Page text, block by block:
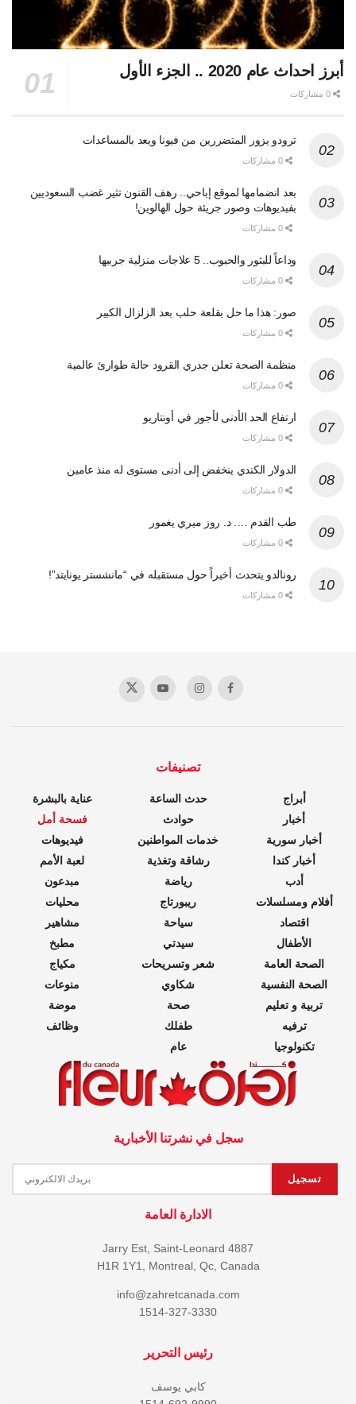
أبرز احداث عام 2020 .. الجزء الأول
ترودو يزور المتضررين من فيونا ويعد بالمساعدات
بعد انضمامها لموقع إباحي.. رهف القنون تثير غضب السعوديين
بفيديوهات وصور جريئة حول الهالوين!
وداعاً للبثور والحبوب.. 5 علاجات منزلية جربيها
صور: هذا ما حل بقلعة حلب بعد الزلزال الكبير
منظمة الصحة تعلن جدري القرود حالة طوارئ عالمية
ارتفاع الحد الأدنى لأجور في أونتاريو
الدولار الكندي ينخفض إلى أدنى مستوى له منذ عامين
طب القدم …. د. روز ميري يغمور
رونالدو يتحدث أخيراً حول مستقبله في “مانشستر يونايتد”!
تصنيفات
أبراج
أخبار
أخبار سورية
أخبار كندا
أدب
أفلام ومسلسلات
اقتصاد
الأطفال
الصحة العامة
الصحة النفسية
تربية و تعليم
ترفيه
تكنولوجيا
حدث الساعة
حوادث
خدمات المواطنين
رشاقة وتغذية
رياضة
ريبورتاج
سياحة
سيدتي
شعر وتسريحات
شكاوي
صحة
طفلك
عام
عناية بالبشرة
فسحة أمل
فيديوهات
لعبة الأمم
مبدعون
محليات
مشاهير
مطبخ
مكياج
منوعات
موضة
وظائف
سجل في نشرتنا الأخبارية
الادارة العامة
4887 Jarry Est, Saint-Leonard
H1R 1Y1, Montreal, Qc, Canada
info@zahretcanada.com
1514-327-3330
رئيس التحرير
كابي يوسف